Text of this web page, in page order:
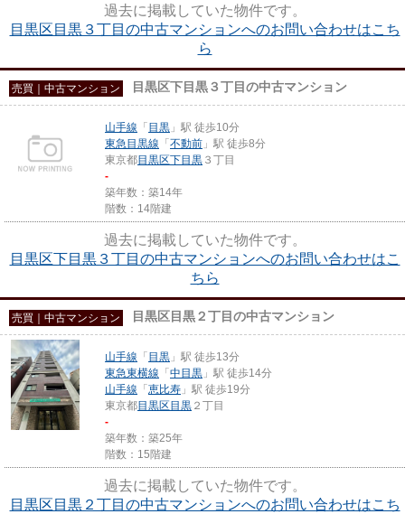
過去に掲載していた物件です。
目黒区目黒３丁目の中古マンションへのお問い合わせはこち
ら
売買｜中古マンション 目黒区下目黒３丁目の中古マンション
山手線 「目黒 」駅 徒歩10分
東急目黒線 「不動前 」駅 徒歩8分
東京都目黒区下目黒 ３丁目
-
築年数：築14年
階数：14階建
過去に掲載していた物件です。
目黒区下目黒３丁目の中古マンションへのお問い合わせはこ
ちら
売買｜中古マンション 目黒区目黒２丁目の中古マンション
山手線 「目黒 」駅 徒歩13分
東急東横線 「中目黒 」駅 徒歩14分
山手線 「恵比寿 」駅 徒歩19分
東京都目黒区目黒 ２丁目
-
築年数：築25年
階数：15階建
過去に掲載していた物件です。
目黒区目黒２丁目の中古マンションへのお問い合わせはこち